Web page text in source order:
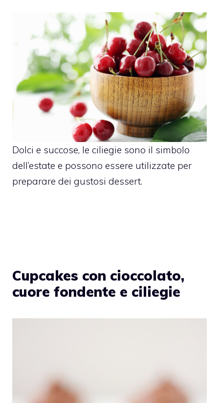
Dolci e succose, le ciliegie sono il simbolo
dell’estate e possono essere utilizzate per
preparare dei gustosi dessert.
Cupcakes con cioccolato,
cuore fondente e ciliegie